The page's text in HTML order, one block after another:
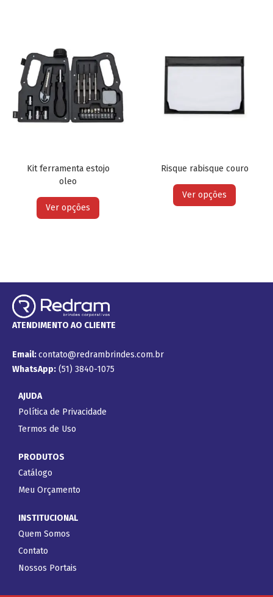
Kit ferramenta estojo
oleo
Ver opções
Risque rabisque couro
Ver opções
ATENDIMENTO AO CLIENTE
Email:contato@redrambrindes.com.br
WhatsApp: (51) 3840-1075
AJUDA
Política de Privacidade
Termos de Uso
PRODUTOS
Catálogo
Meu Orçamento
INSTITUCIONAL
Quem Somos
Contato
Nossos Portais